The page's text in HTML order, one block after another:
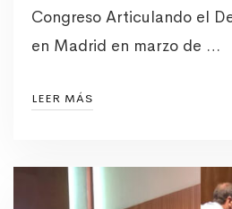
Congreso Articulando el
en Madrid en marzo de …
LEER MÁS